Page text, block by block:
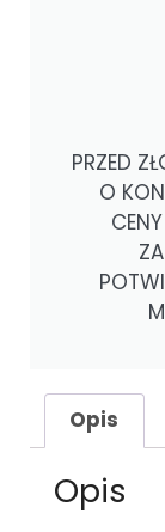
PRZED
O
Opis
Opis